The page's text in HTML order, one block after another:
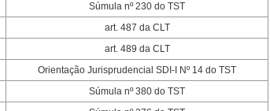
Súmula nº 230 do TST
art. 487 da CLT
art. 489 da CLT
Orientação Jurisprudencial SDI-I Nº 14 do TST
Súmula nº 380 do TST